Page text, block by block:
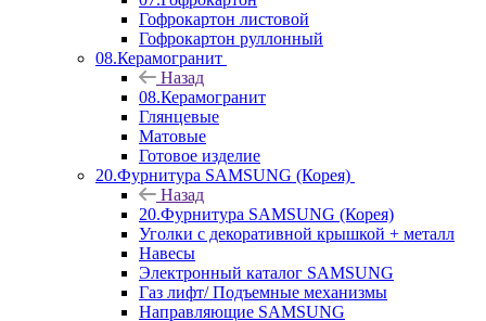
Гофрокартон листовой
Гофрокартон руллонный
08.Керамогранит
Назад
08.Керамогранит
Глянцевые
Матовые
Готовое изделие
20.Фурнитура SAMSUNG (Корея)
Назад
20.Фурнитура SAMSUNG (Корея)
Уголки с декоративной крышкой + металл
Навесы
Электронный каталог SAMSUNG
Газ лифт/ Подъемные механизмы
Направляющие SAMSUNG